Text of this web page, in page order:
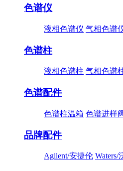
色谱仪
液相色谱仪 气相色谱
色谱柱
液相色谱柱 气相色谱
色谱配件
色谱柱温箱 色谱进样
品牌配件
Agilent/安捷伦 Waters/